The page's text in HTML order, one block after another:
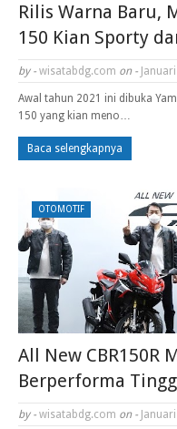
Rilis Warna Baru,
150 Kian Sporty
by - wisatabdg.com on -
Awal tahun 2021 ini dibuka
150 yang kian meno…
Baca selengkapnya
OTOMOTIF
All New CBR150R
Berperforma
by - wisatabdg.com on -